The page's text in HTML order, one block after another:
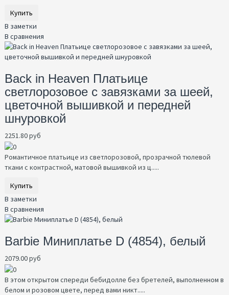
Купить
В заметки
В сравнения
Back in Heaven Платьице
светлорозовое с завязками за шеей,
цветочной вышивкой и передней
шнуровкой
2251.80 руб
Романтичное платьице из светлорозовой, прозрачной тюлевой
ткани с контрастной, матовой вышивкой из ц.....
Купить
В заметки
В сравнения
Barbie Миниплатье D (4854), белый
2079.00 руб
В этом открытом спереди бебидолле без бретелей, выполненном в
белом и розовом цвете, перед вами никт.....